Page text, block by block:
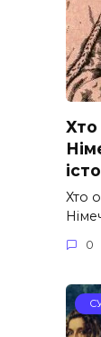
Хто
Хто
0